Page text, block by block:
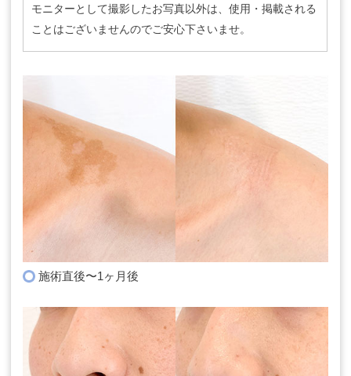
モニターとして撮影したお写真以外は、使用・掲載される
ことはございませんのでご安心下さいませ。
施術直後〜1ヶ月後